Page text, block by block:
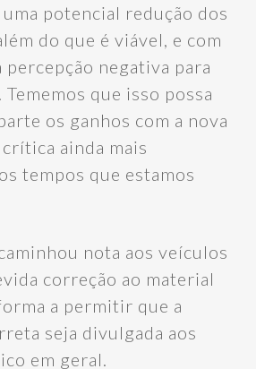
potencial redução dos
do que é viável, e com
percepção negativa para
que isso possa
os ganhos com a nova
ainda mais
tempos que estamos
nota aos veículos
correção ao material
a permitir que a
seja divulgada aos
em geral.